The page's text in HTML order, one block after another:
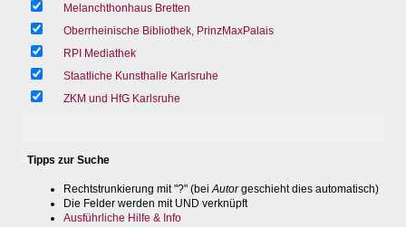
Melanchthonhaus Bretten
Oberrheinische Bibliothek, PrinzMaxPalais
RPI Mediathek
Staatliche Kunsthalle Karlsruhe
ZKM und HfG Karlsruhe
Tipps zur Suche
Rechtstrunkierung mit "?" (bei Autorgeschieht dies automatisch)
Die Felder werden mit UND verknüpft
Ausführliche Hilfe & Info